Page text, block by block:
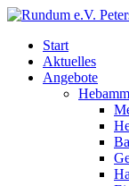
Start
Aktuelles
Angebote